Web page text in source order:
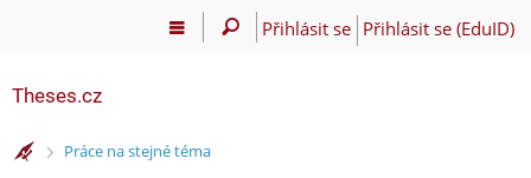
Přihlásit se Přihlásit se (EduID)
Theses.cz
>Práce na stejné téma